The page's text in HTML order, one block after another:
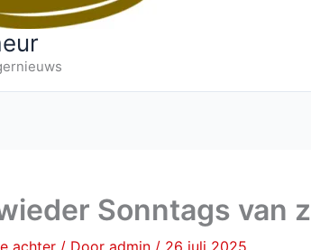
Sonntags van
achter / Door admin / 26 juli 2025